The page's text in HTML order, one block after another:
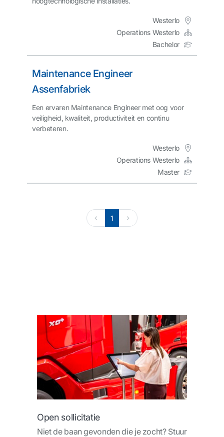
Westerlo
Operations Westerlo
Bachelor
Maintenance Engineer
Assenfabriek
Een ervaren Maintenance Engineer met oog voor
veiligheid, kwaliteit, productiviteit en continu
verbeteren.
Westerlo
Operations Westerlo
Master
1
Open sollicitatie
Niet de baan gevonden die je zocht? Stuur